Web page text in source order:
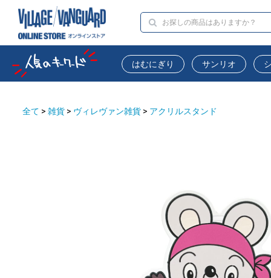
はむにぎり サンリオ
全て > 雑貨 > ヴィレヴァン雑貨 > アクリルスタンド